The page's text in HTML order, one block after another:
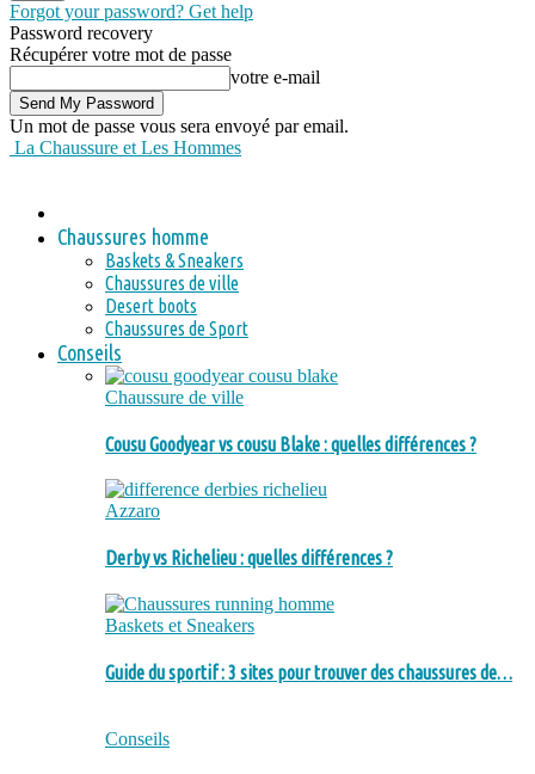
Forgot your password? Get help
Password recovery
Récupérer votre mot de passe
votre e-mail
Un mot de passe vous sera envoyé par email.
La Chaussure et Les Hommes
Chaussures homme
Baskets & Sneakers
Chaussures de ville
Desert boots
Chaussures de Sport
Conseils
Chaussure de ville
Cousu Goodyear vs cousu Blake : quelles différences ?
Azzaro
Derby vs Richelieu : quelles différences ?
Baskets et Sneakers
Guide du sportif : 3 sites pour trouver des chaussures de…
Conseils